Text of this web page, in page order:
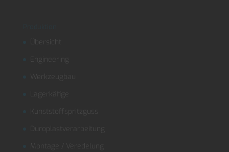
Übersicht
Engineering
Werkzeugbau
Lagerkäfige
Kunststoffspritzguss
Duroplastverarbeitung
Montage / Veredelung